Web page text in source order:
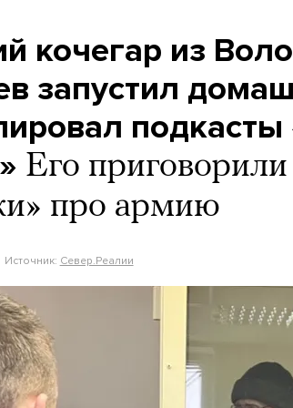
кочегар из
запустил
Его
про армию
Источник: Север.Реалии